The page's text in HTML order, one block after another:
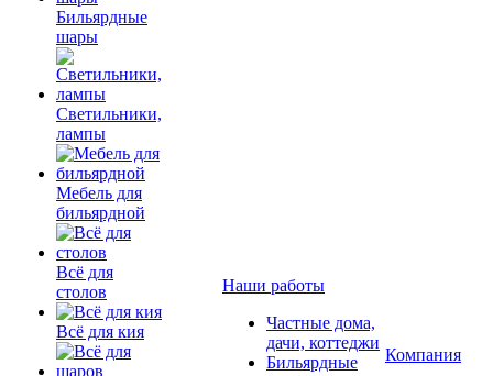
Бильярдные
шары
Светильники,
лампы
Мебель для
бильярдной
Всё для
столов
Всё для кия
Наши работы
Частные дома,
дачи, коттеджи
Бильярдные
Компания